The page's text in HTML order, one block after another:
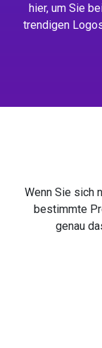
hier, um Sie
trendigen
Wenn Sie sich
bestimmte
genau